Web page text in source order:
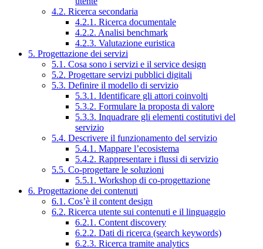
4.2. Ricerca secondaria
4.2.1. Ricerca documentale
4.2.2. Analisi benchmark
4.2.3. Valutazione euristica
5. Progettazione dei servizi
5.1. Cosa sono i servizi e il service design
5.2. Progettare servizi pubblici digitali
5.3. Definire il modello di servizio
5.3.1. Identificare gli attori coinvolti
5.3.2. Formulare la proposta di valore
5.3.3. Inquadrare gli elementi costitutivi del
servizio
5.4. Descrivere il funzionamento del servizio
5.4.1. Mappare l’ecosistema
5.4.2. Rappresentare i flussi di servizio
5.5. Co-progettare le soluzioni
5.5.1. Workshop di co-progettazione
6. Progettazione dei contenuti
6.1. Cos’è il content design
6.2. Ricerca utente sui contenuti e il linguaggio
6.2.1. Content discovery
6.2.2. Dati di ricerca (search keywords)
6.2.3. Ricerca tramite analytics